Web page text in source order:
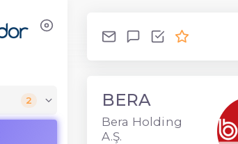
2 BERA
Bera Holding
A.Ş.